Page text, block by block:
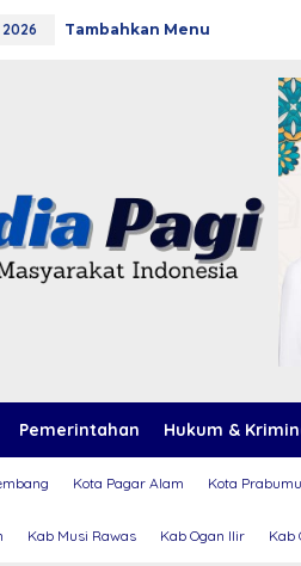
Tambahkan Menu
Pemerintahan Hukum &
Kota Pagar Alam Kota
Kab Musi Rawas Kab Ogan Ilir Kab